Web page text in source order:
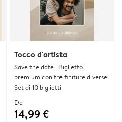
Tocco d'artista
Save the date | Biglietto
premium con tre finiture diverse
Set di 10 biglietti
Da
14,99 €